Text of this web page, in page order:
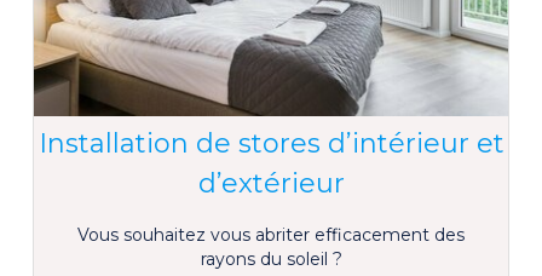
Installation de stores d’intérieur et
d’extérieur
Vous souhaitez vous abriter efficacement des
rayons du soleil ?